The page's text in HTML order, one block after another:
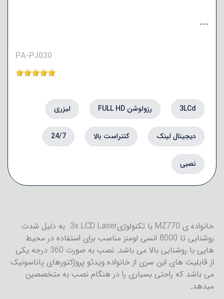
---
PA-PJ030
3LCd رزولوشن FULL HD لیزری
دیجیتال لینک کنتراست بالا 24/7
نصبی
خانواده ی MZ770 با تکنولوژی3x LCD Laser به دلیل شدت
روشنایی تا 8000 انسی لومنز مناسب برای استفاده در محیط
هایی با روشنایی بالا می باشد. نصب به صورت 360 درجه یکی
از قابلیت های این سری از خانواده ویدئو پروژکتورهای پاناسونیک
می باشد که راحتی بسیاری را در هنگام نصب به متخصصین
میدهد.